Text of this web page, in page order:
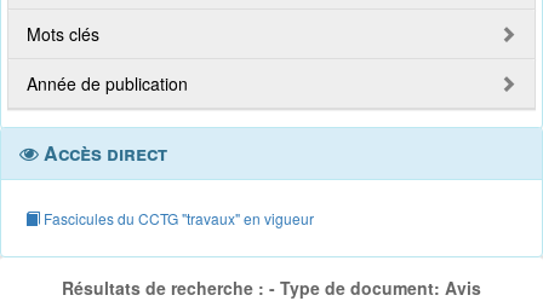
Mots clés
Année de publication
Accès direct
Fascicules du CCTG "travaux" en vigueur
Résultats de recherche : - Type de document: Avis